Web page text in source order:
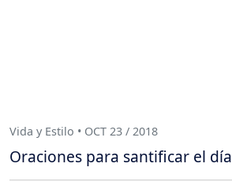
Vida y Estilo • OCT 23 / 2018
Oraciones para santificar el día